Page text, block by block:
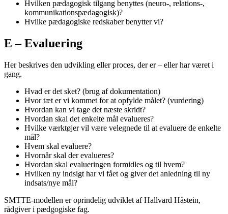
Hvilken pædagogisk tilgang benyttes (neuro-, relations-,
kommunikationspædagogisk)?
Hvilke pædagogiske redskaber benytter vi?
E – Evaluering
Her beskrives den udvikling eller proces, der er – eller har været i
gang.
Hvad er det sket? (brug af dokumentation)
Hvor tæt er vi kommet for at opfylde målet? (vurdering)
Hvordan kan vi tage det næste skridt?
Hvordan skal det enkelte mål evalueres?
Hvilke værktøjer vil være velegnede til at evaluere de enkelte
mål?
Hvem skal evaluere?
Hvornår skal der evalueres?
Hvordan skal evalueringen formidles og til hvem?
Hvilken ny indsigt har vi fået og giver det anledning til ny
indsats/nye mål?
SMTTE-modellen er oprindelig udviklet af Hallvard Håstein,
rådgiver i pædgogiske fag.